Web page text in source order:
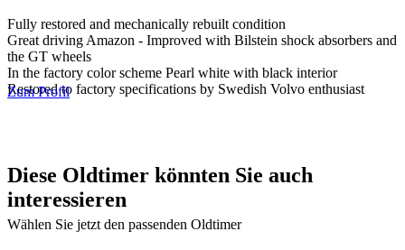
Fully restored and mechanically rebuilt condition
Great driving Amazon - Improved with Bilstein shock absorbers and
the GT wheels
In the factory color scheme Pearl white with black interior
Restored to factory specifications by Swedish Volvo enthusiast
Zum Profil
Diese Oldtimer könnten Sie auch
interessieren
Wählen Sie jetzt den passenden Oldtimer